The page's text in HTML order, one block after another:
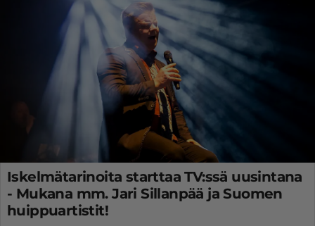
Iskelmätarinoita starttaa TV:ssä uusintana
- Mukana mm. Jari Sillanpää ja Suomen
huippuartistit!